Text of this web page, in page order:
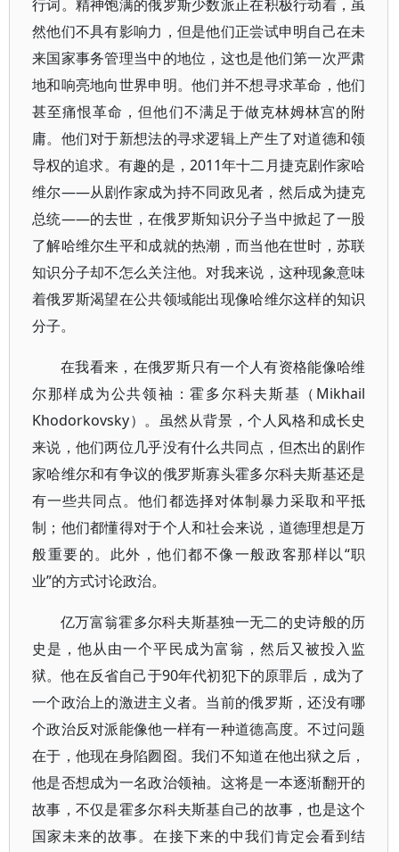
行词。精神饱满的俄罗斯少数派正在积极行动着，虽
然他们不具有影响力，但是他们正尝试申明自己在未
来国家事务管理当中的地位，这也是他们第一次严肃
地和响亮地向世界申明。他们并不想寻求革命，他们
甚至痛恨革命，但他们不满足于做克林姆林宫的附
庸。他们对于新想法的寻求逻辑上产生了对道德和领
导权的追求。有趣的是，2011年十二月捷克剧作家哈
维尔——从剧作家成为持不同政见者，然后成为捷克
总统——的去世，在俄罗斯知识分子当中掀起了一股
了解哈维尔生平和成就的热潮，而当他在世时，苏联
知识分子却不怎么关注他。对我来说，这种现象意味
着俄罗斯渴望在公共领域能出现像哈维尔这样的知识
分子。
在我看来，在俄罗斯只有一个人有资格能像哈维
尔那样成为公共领袖：霍多尔科夫斯基（Mikhail
Khodorkovsky）。虽然从背景，个人风格和成长史
来说，他们两位几乎没有什么共同点，但杰出的剧作
家哈维尔和有争议的俄罗斯寡头霍多尔科夫斯基还是
有一些共同点。他们都选择对体制暴力采取和平抵
制；他们都懂得对于个人和社会来说，道德理想是万
般重要的。此外，他们都不像一般政客那样以“职
业”的方式讨论政治。
亿万富翁霍多尔科夫斯基独一无二的史诗般的历
史是，他从由一个平民成为富翁，然后又被投入监
狱。他在反省自己于90年代初犯下的原罪后，成为了
一个政治上的激进主义者。当前的俄罗斯，还没有哪
个政治反对派能像他一样有一种道德高度。不过问题
在于，他现在身陷囫囵。我们不知道在他出狱之后，
他是否想成为一名政治领袖。这将是一本逐渐翻开的
故事，不仅是霍多尔科夫斯基自己的故事，也是这个
国家未来的故事。在接下来的中我们肯定会看到结